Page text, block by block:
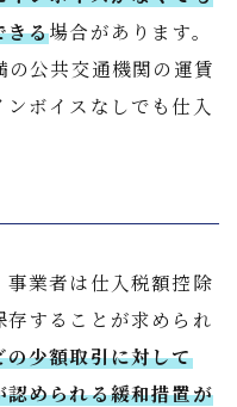
きる場合があります。
公共交通機関の運賃
ボイスなしでも仕入
業者は仕入税額控除
することが求められ
少額取引に対して
められる緩和措置が